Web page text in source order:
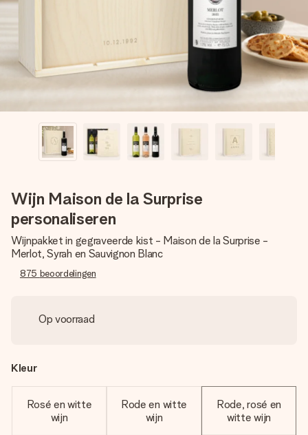
jullie foto of een boodschap die raakt. Zonder gedoe, maar
Wijn Maison de la Surprise
personaliseren
Wijnpakket in gegraveerde kist - Maison de la Surprise -
Merlot, Syrah en Sauvignon Blanc
875 beoordelingen
Op voorraad
Kleur
Rosé en witte
wijn
Rode en witte
wijn
Rode, rosé en
witte wijn